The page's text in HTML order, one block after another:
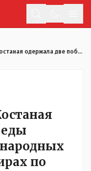
Спортсменка из Костаная одержала две победы подряд на международных юношеских турнирах по настольному теннису
по